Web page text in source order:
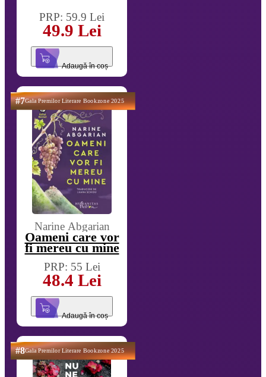
PRP: 59.9 Lei
49.9 Lei
Adaugă în coș
#7Gala Premilor Literare Bookzone 2025
Narine Abgarian
Oameni care vor
fi mereu cu mine
PRP: 55 Lei
48.4 Lei
Adaugă în coș
#8Gala Premilor Literare Bookzone 2025